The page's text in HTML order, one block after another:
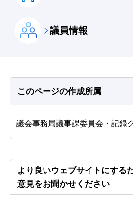
議員情報
このページの作成所属
議会事務局議事課委員会・記録
より良いウェブサイトにする
意見をお聞かせください